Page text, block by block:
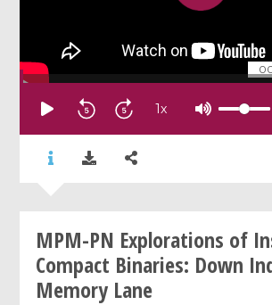
1x
MPM-PN Explorations of
Compact Binaries: Down
Memory Lane